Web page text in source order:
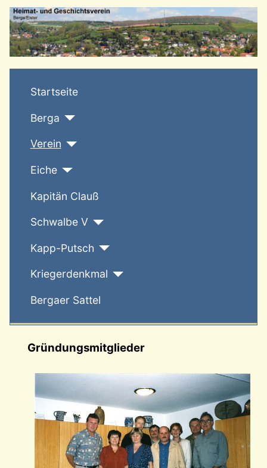
Startseite
Berga
Verein
Eiche
Kapitän Clauß
Schwalbe V
Kapp-Putsch
Kriegerdenkmal
Bergaer Sattel
Gründungsmitglieder